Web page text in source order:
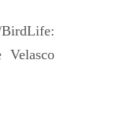
BirdLife: